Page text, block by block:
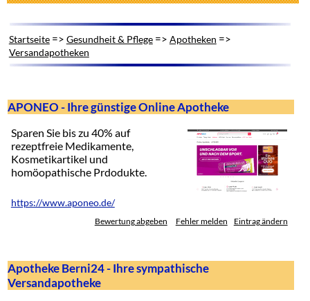
Startseite=> Gesundheit & Pflege=> Apotheken =>
Versandapotheken
APONEO - Ihre günstige Online Apotheke
Sparen Sie bis zu 40% auf
rezeptfreie Medikamente,
Kosmetikartikel und
homöopathische Prdodukte.
https://www.aponeo.de/
Bewertung abgeben Fehler melden Eintrag ändern
Apotheke Berni24 - Ihre sympathische
Versandapotheke